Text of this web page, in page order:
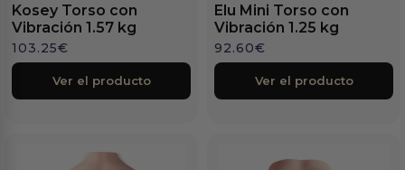
Kosey Torso con
Vibración 1.57 kg
103.25€
Ver el producto
Elu Mini Torso con
Vibración 1.25 kg
92.60€
Ver el producto